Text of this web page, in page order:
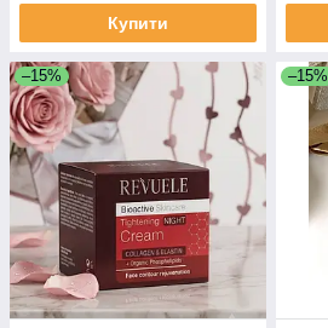
Купити
–15% –15%